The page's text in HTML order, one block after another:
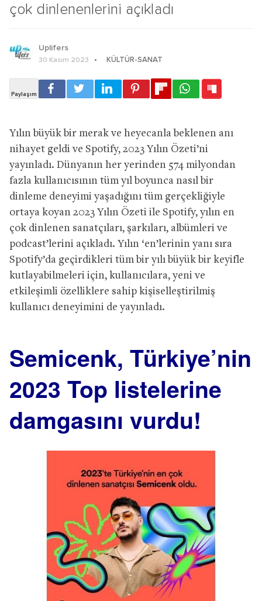
çok dinlenenlerini açıkladı
Uplifers
30 Kasım 2023 KÜLTÜR-SANAT
Yılın büyük bir merak ve heyecanla beklenen anı
nihayet geldi ve Spotify, 2023 Yılın Özeti’ni
yayınladı. Dünyanın her yerinden 574 milyondan
fazla kullanıcısının tüm yıl boyunca nasıl bir
dinleme deneyimi yaşadığını tüm gerçekliğiyle
ortaya koyan 2023 Yılın Özeti ile Spotify, yılın en
çok dinlenen sanatçıları, şarkıları, albümleri ve
podcast’lerini açıkladı. Yılın ‘en’lerinin yanı sıra
Spotify’da geçirdikleri tüm bir yılı büyük bir keyifle
kutlayabilmeleri için, kullanıcılara, yeni ve
etkileşimli özelliklere sahip kişiselleştirilmiş
kullanıcı deneyimini de yayınladı.
Semicenk, Türkiye’nin
2023 Top listelerine
damgasını vurdu!